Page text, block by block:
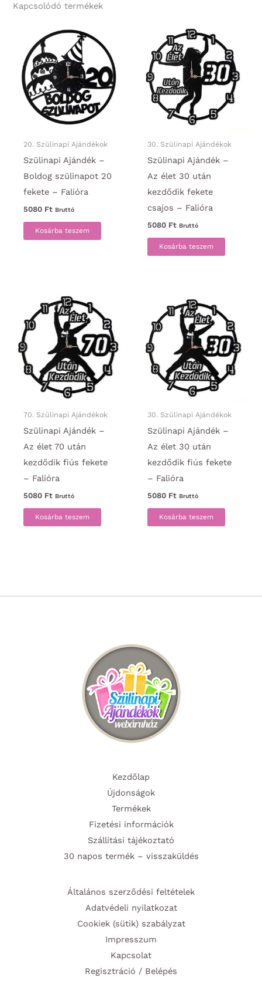
Kapcsolódó termékek
20. Szülinapi Ajándékok
Szülinapi Ajándék –
Boldog szülinapot 20
fekete – Falióra
5080 Ft Bruttó
Kosárba teszem
30. Szülinapi Ajándékok
Szülinapi Ajándék –
Az élet 30 után
kezdődik fekete
csajos – Falióra
5080 Ft Bruttó
Kosárba teszem
70. Szülinapi Ajándékok
Szülinapi Ajándék –
Az élet 70 után
kezdődik fiús fekete
– Falióra
5080 Ft Bruttó
Kosárba teszem
30. Szülinapi Ajándékok
Szülinapi Ajándék –
Az élet 30 után
kezdődik fiús fekete
– Falióra
5080 Ft Bruttó
Kosárba teszem
Kezdőlap
Újdonságok
Termékek
Fizetési információk
Szállítási tájékoztató
30 napos termék – visszaküldés
Általános szerződési feltételek
Adatvédeli nyilatkozat
Cookiek (sütik) szabályzat
Impresszum
Kapcsolat
Regisztráció / Belépés